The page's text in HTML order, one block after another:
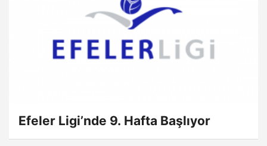
Efeler Ligi’nde 9. Hafta Başlıyor